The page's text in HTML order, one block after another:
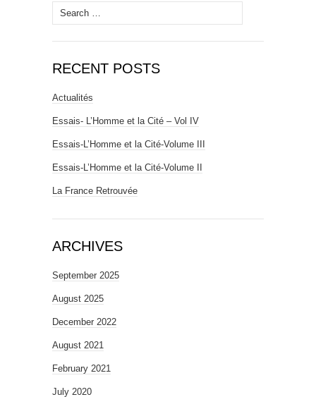
Search
for:
RECENT POSTS
Actualités
Essais- L’Homme et la Cité – Vol IV
Essais-L’Homme et la Cité-Volume III
Essais-L’Homme et la Cité-Volume II
La France Retrouvée
ARCHIVES
September 2025
August 2025
December 2022
August 2021
February 2021
July 2020